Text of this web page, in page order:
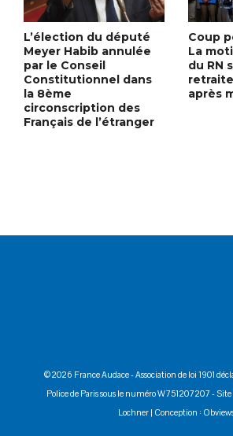
L’élection du député
Meyer Habib annulée
par le Conseil
Constitutionnel dans
la 8ème
circonscription des
Français de l’étranger
Coup
La
du RN
après
©2026 France Audace - Association de loi 1901
Police de Paris sous le numéro W751207207 -Site
Lochner | Conception :